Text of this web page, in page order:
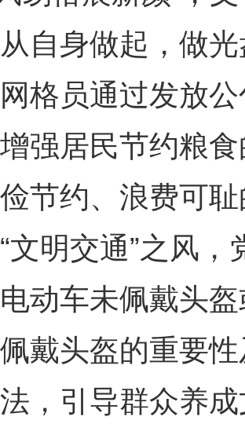
自身做起，做
格员通过发放
强居民节约粮
节约、浪费可
文明交通”之风
动车未佩戴头
戴头盔的重要
，引导群众养